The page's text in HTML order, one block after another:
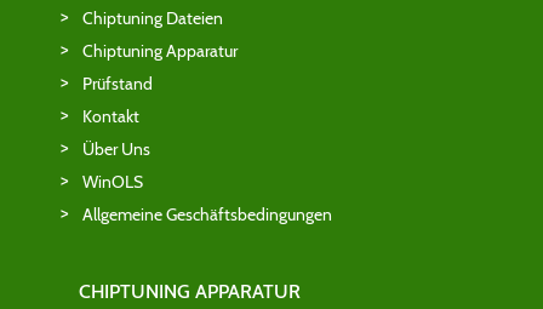
Chiptuning Dateien
Chiptuning Apparatur
Prüfstand
Kontakt
Über Uns
WinOLS
Allgemeine Geschäftsbedingungen
CHIPTUNING APPARATUR